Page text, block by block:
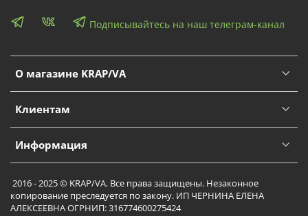
О магазине KRAP/VA
Клиентам
Информация
Подписывайтесь на наш телеграм-канал
2016 - 2025 © KRAP/VA. Все права защищены. Незаконное
копирование преследуется по закону. ИП ЧЕРНИНА ЕЛЕНА
АЛЕКСЕЕВНА ОГРНИП: 316774600275424